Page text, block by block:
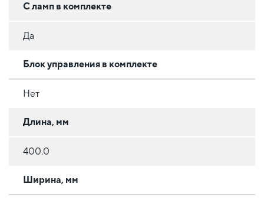
С ламп в комплекте
Да
Блок управления в комплекте
Нет
Длина, мм
400.0
Ширина, мм